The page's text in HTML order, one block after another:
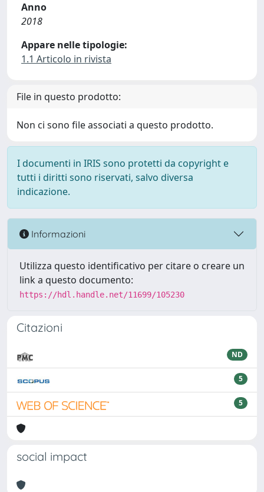
Anno
2018
Appare nelle tipologie:
1.1 Articolo in rivista
File in questo prodotto:
Non ci sono file associati a questo prodotto.
I documenti in IRIS sono protetti da copyright e
tutti i diritti sono riservati, salvo diversa
indicazione.
Informazioni
Utilizza questo identificativo per citare o creare un
link a questo documento:
https://hdl.handle.net/11699/105230
Citazioni
ND
5
5
social impact